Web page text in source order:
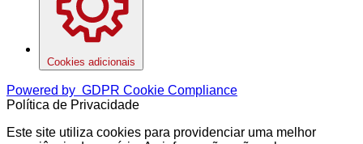
Cookies adicionais
Powered by GDPR Cookie Compliance
Política de Privacidade
Este site utiliza cookies para providenciar uma melhor